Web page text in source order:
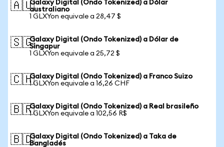
🇦🇺Galaxy Digital (Ondo Tokenized) a Dólar
australiano
1 GLXYon equivale a 28,47 $
🇸🇬Galaxy Digital (Ondo Tokenized) a Dólar de
Singapur
1 GLXYon equivale a 25,72 $
🇨🇭Galaxy Digital (Ondo Tokenized) a Franco Suizo
1 GLXYon equivale a 16,26 CHF
🇧🇷Galaxy Digital (Ondo Tokenized) a Real brasileño
1 GLXYon equivale a 102,56 R$
🇧🇩Galaxy Digital (Ondo Tokenized) a Taka de
Bangladés